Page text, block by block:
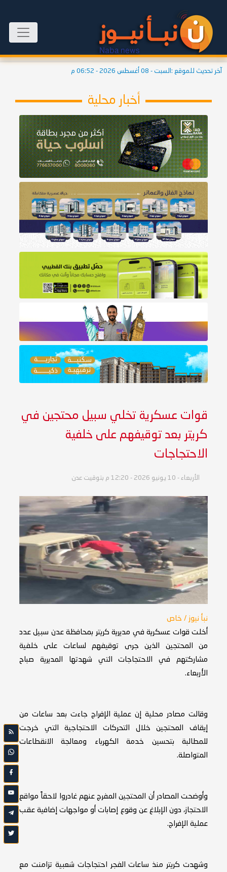
آخر تحديث للموقع : السبت - 08 أغسطس 2026 - 06:52 م
أخبار محلية
قوات عسكرية تخلي سبيل محتجين في
كريتر بعد توقيفهم على خلفية
الاحتجاجات
الأربعاء - 10 يونيو 2026 - 12:20 م بتوقيت عدن
نبأ نيوز / خاص
أخلت قوات عسكرية في مديرية كريتر بمحافظة عدن سبيل عدد
من المحتجين الذين جرى توقيفهم لساعات على خلفية
مشاركتهم في الاحتجاجات التي شهدتها المديرية صباح
الأربعاء.
وقالت مصادر محلية إن عملية الإفراج جاءت بعد ساعات من
إيقاف المحتجين خلال التحركات الاحتجاجية التي خرجت
للمطالبة بتحسين خدمة الكهرباء ومعالجة الانقطاعات
المتواصلة.
وأوضحت المصادر أن المحتجين المفرج عنهم غادروا لاحقاً مواقع
الاحتجاز، دون الإبلاغ عن وقوع إصابات أو مواجهات إضافية عقب
عملية الإفراج.
وشهدت كريتر منذ ساعات الفجر احتجاجات شعبية تزامنت مع